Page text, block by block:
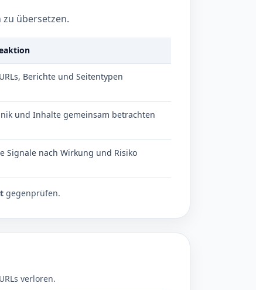
übersetzen.
Berichte und Seitentypen
und Inhalte gemeinsam betrachten
Signale nach Wirkung und Risiko
gegenprüfen.
verloren.